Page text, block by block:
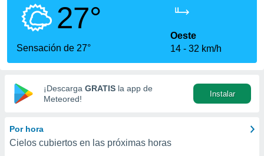
calidad.
a este
las
y
digital
basada
27°
Sensación de 27°
Oeste
14
32 km/h
¡Descarga GRATIS la app de
Meteored!
Instalar
Por hora
Cielos cubiertos en las próximas horas